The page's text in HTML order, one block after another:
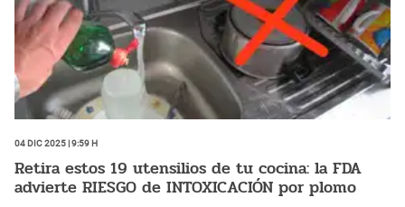
04 Dic 2025 | 9:59 h
Retira estos 19 utensilios de tu cocina: la FDA
advierte RIESGO de INTOXICACIÓN por plomo